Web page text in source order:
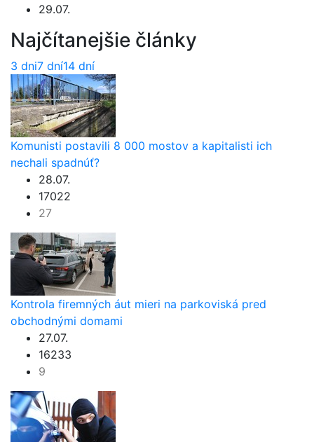
29.07.
Najčítanejšie články
3 dni7 dní14 dní
Komunisti postavili 8 000 mostov a kapitalisti ich
nechali spadnúť?
28.07.
17022
27
Kontrola firemných áut mieri na parkoviská pred
obchodnými domami
27.07.
16233
9